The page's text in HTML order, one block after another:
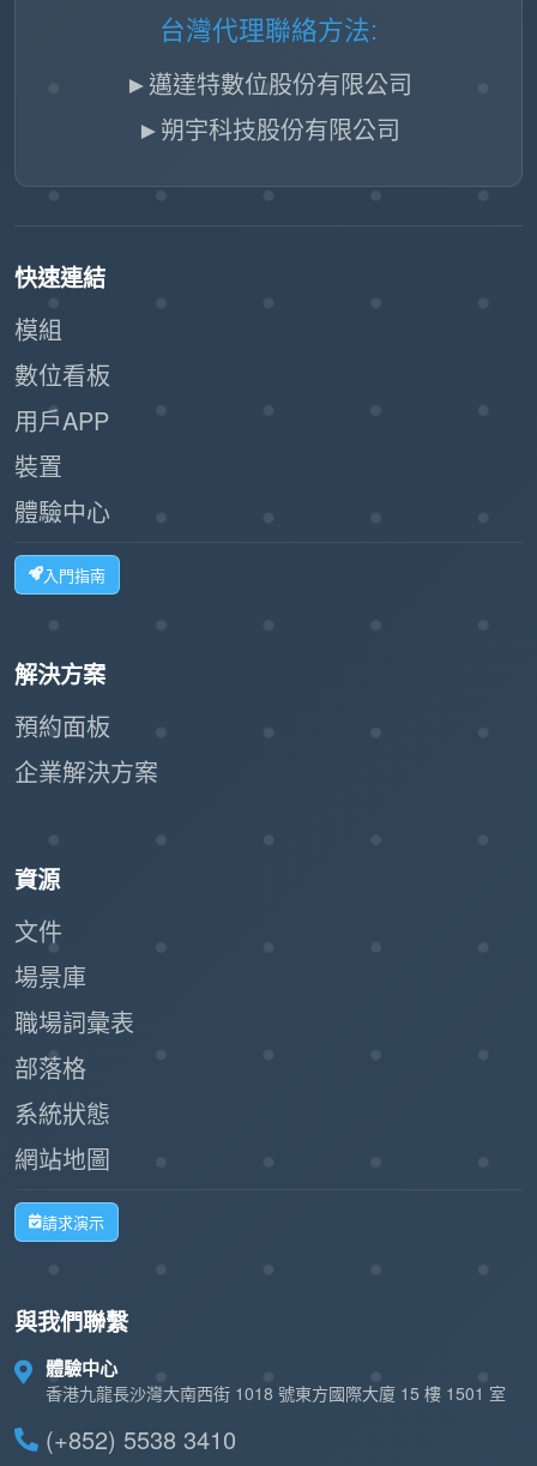
化照明、訂票發布及氣候控制，無需人工介
2.系統可靠性
MQTT 的服務品質（QoS）層
不穩定的 Wi-Fi 上也能傳送。
總部，無需重新設計通訊骨幹。
降低伺服器負載：
台灣代理聯絡方法:
►邁達特數位股份有限公司
►朔宇科技股份有限公司
快速連結
模組
數位看板
用戶APP
裝置
體驗中心
入門指南
解決方案
預約面板
企業解決方案
資源
文件
場景庫
職場詞彙表
部落格
系統狀態
網站地圖
請求演示
與我們聯繫
體驗中心
香港九龍長沙灣大南西街 1018 號東方國際大廈 15 樓 1501 室
(+852) 5538 3410